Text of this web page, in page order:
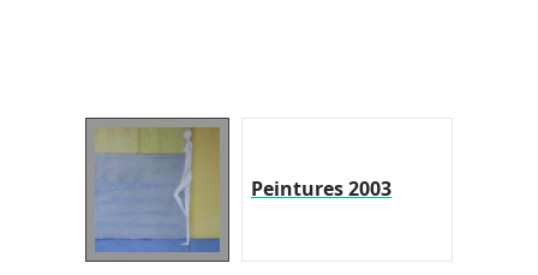
Peintures 2003